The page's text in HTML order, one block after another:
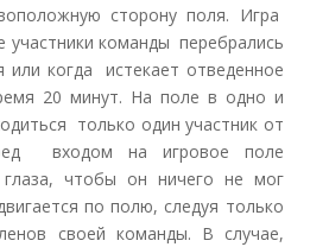
сторону поля. Игра
участники команды перебрались
или когда истекает отведенное
20 минут. На поле в одно и
только один участник от
входом на игровое поле
глаза, чтобы он ничего не мог
по полю, следуя только
своей команды. В случае,